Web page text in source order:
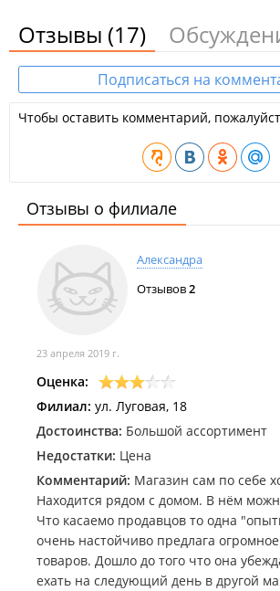
Отзывы (17)
Подписаться на
Чтобы оставить комментарий,
Отзывы о филиале
Александра
Отзывов2
23 апреля 2019 г.
Оценка:
Филиал: ул. Луговая, 18
Достоинства: Большой ассортимент
Недостатки: Цена
Комментарий: Магазин сам по себе
Находится рядом с домом. В нём
Что касаемо продавцов то одна
очень настойчиво предлага
товаров. Дошло до того что она
ехать на следующий день в другой